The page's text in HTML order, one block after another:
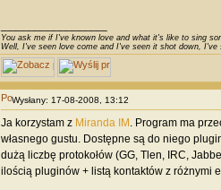
You ask me if I've known love and what it's like to sing
Well, I've seen love come and I've seen it shot down, I've
Wysłany: 17-08-2008, 13:12
Ja korzystam z Miranda IM . Program ma
własnego gustu. Dostępne są do niego
dużą liczbę protokołów (GG, Tlen, IRC,
ilością pluginów + listą kontaktów z różnymi